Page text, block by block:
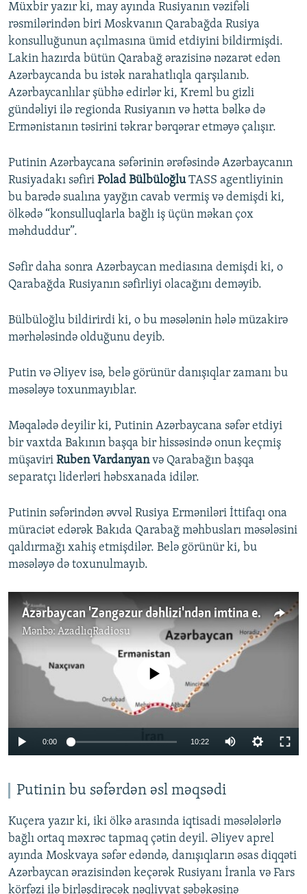
Müxbir yazır ki, may ayında Rusiyanın vəzifəli
rəsmilərindən biri Moskvanın Qarabağda Rusiya
konsulluğunun açılmasına ümid etdiyini bildirmişdi.
Lakin hazırda bütün Qarabağ ərazisinə nəzarət edən
Azərbaycanda bu istək narahatlıqla qarşılanıb.
Azərbaycanlılar şübhə edirlər ki, Kreml bu gizli
gündəliyi ilə regionda Rusiyanın və hətta bəlkə də
Ermənistanın təsirini təkrar bərqərar etməyə çalışır.
Putinin Azərbaycana səfərinin ərəfəsində Azərbaycanın
Rusiyadakı səfiri Polad BülbüloğluTASS agentliyinin
bu barədə sualına yayğın cavab vermiş və demişdi ki,
ölkədə “konsulluqlarla bağlı iş üçün məkan çox
məhduddur”.
Səfir daha sonra Azərbaycan mediasına demişdi ki, o
Qarabağda Rusiyanın səfirliyi olacağını deməyib.
Bülbüloğlu bildirirdi ki, o bu məsələnin hələ müzakirə
mərhələsində olduğunu deyib.
Putin və Əliyev isə, belə görünür danışıqlar zamanı bu
məsələyə toxunmayıblar.
Məqalədə deyilir ki, Putinin Azərbaycana səfər etdiyi
bir vaxtda Bakının başqa bir hissəsində onun keçmiş
müşaviri Ruben Vardanyanvə Qarabağın başqa
separatçı liderləri həbsxanada idilər.
Putinin səfərindən əvvəl Rusiya Erməniləri İttifaqı ona
müraciət edərək Bakıda Qarabağ məhbusları məsələsini
qaldırmağı xahiş etmişdilər. Belə görünür ki, bu
məsələyə də toxunulmayıb.
Azərbaycan 'Zəngəzur dəhlizi'ndən imtina edibmi?
Mənbə: AzadlıqRadiosu
720p 1080p
No media source currently available
0:00 10:22
720p
1080p
Putinin bu səfərdən əsl məqsədi
Kuçera yazır ki, iki ölkə arasında iqtisadi məsələlərlə
bağlı ortaq məxrəc tapmaq çətin deyil. Əliyev aprel
ayında Moskvaya səfər edəndə, danışıqların əsas diqqəti
Azərbaycan ərazisindən keçərək Rusiyanı İranla və Fars
körfəzi ilə birləşdirəcək nəqliyyat şəbəkəsinə